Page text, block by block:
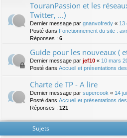
TouranPassion et les
Twitter, ...)
Dernier message par gnanvofredy « 13
Posté dans Fonctionnement du site :
Réponses : 6
Guide pour les nouveaux (
Dernier message par jef10 « 10 mars
Posté dans Accueil et présentations
Charte de TP - A lire
Dernier message par supercook « 14
Posté dans Accueil et présentations
Réponses : 121
Sujets